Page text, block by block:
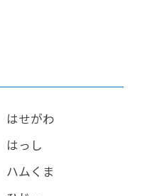
はせがわ
はっし
ハムくま